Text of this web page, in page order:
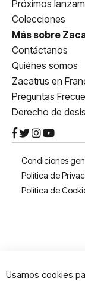
Próximos
Colecciones
Más sobre
Contáctanos
Quiénes somos
Zacatrus en
Preguntas
Derecho de
Condiciones
Política de
Política de
Usamos cookies